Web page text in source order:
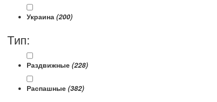
Украина (200)
Тип:
Раздвижные (228)
Распашные (382)